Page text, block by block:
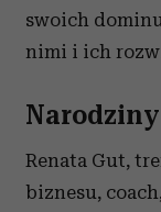
swoich
nimi i ich
Renata Gut,
biznesu,